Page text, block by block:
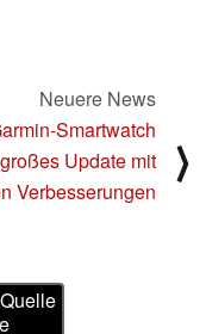
Neuere News
Smartwatch
Update mit
Verbesserungen
⟩